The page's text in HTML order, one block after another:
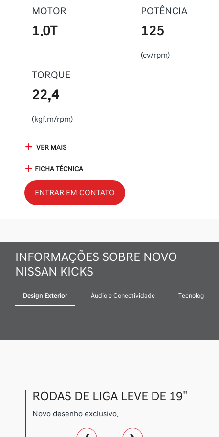
MOTOR
1.0T
POTÊNCIA
125
(cv/rpm)
TORQUE
22,4
(kgf.m/rpm)
VER MAIS
FICHA TÉCNICA
ENTRAR EM CONTATO
INFORMAÇÕES SOBRE NOVO
NISSAN KICKS
Design Exterior Áudio e Conectividade Tecnologia
RODAS DE LIGA LEVE DE 19"
Novo desenho exclusivo.